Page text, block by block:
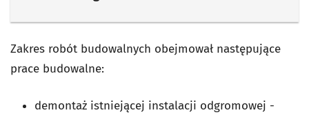
Zakres robót budowalnych obejmował następujące
prace budowalne:
demontaż istniejącej instalacji odgromowej -